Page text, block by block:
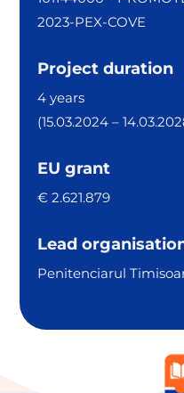
2023-PEX-COVE
Project duration
4 years
(15.03.2024 –
EU grant
€ 2.621.879
Lead
Penitenciarul